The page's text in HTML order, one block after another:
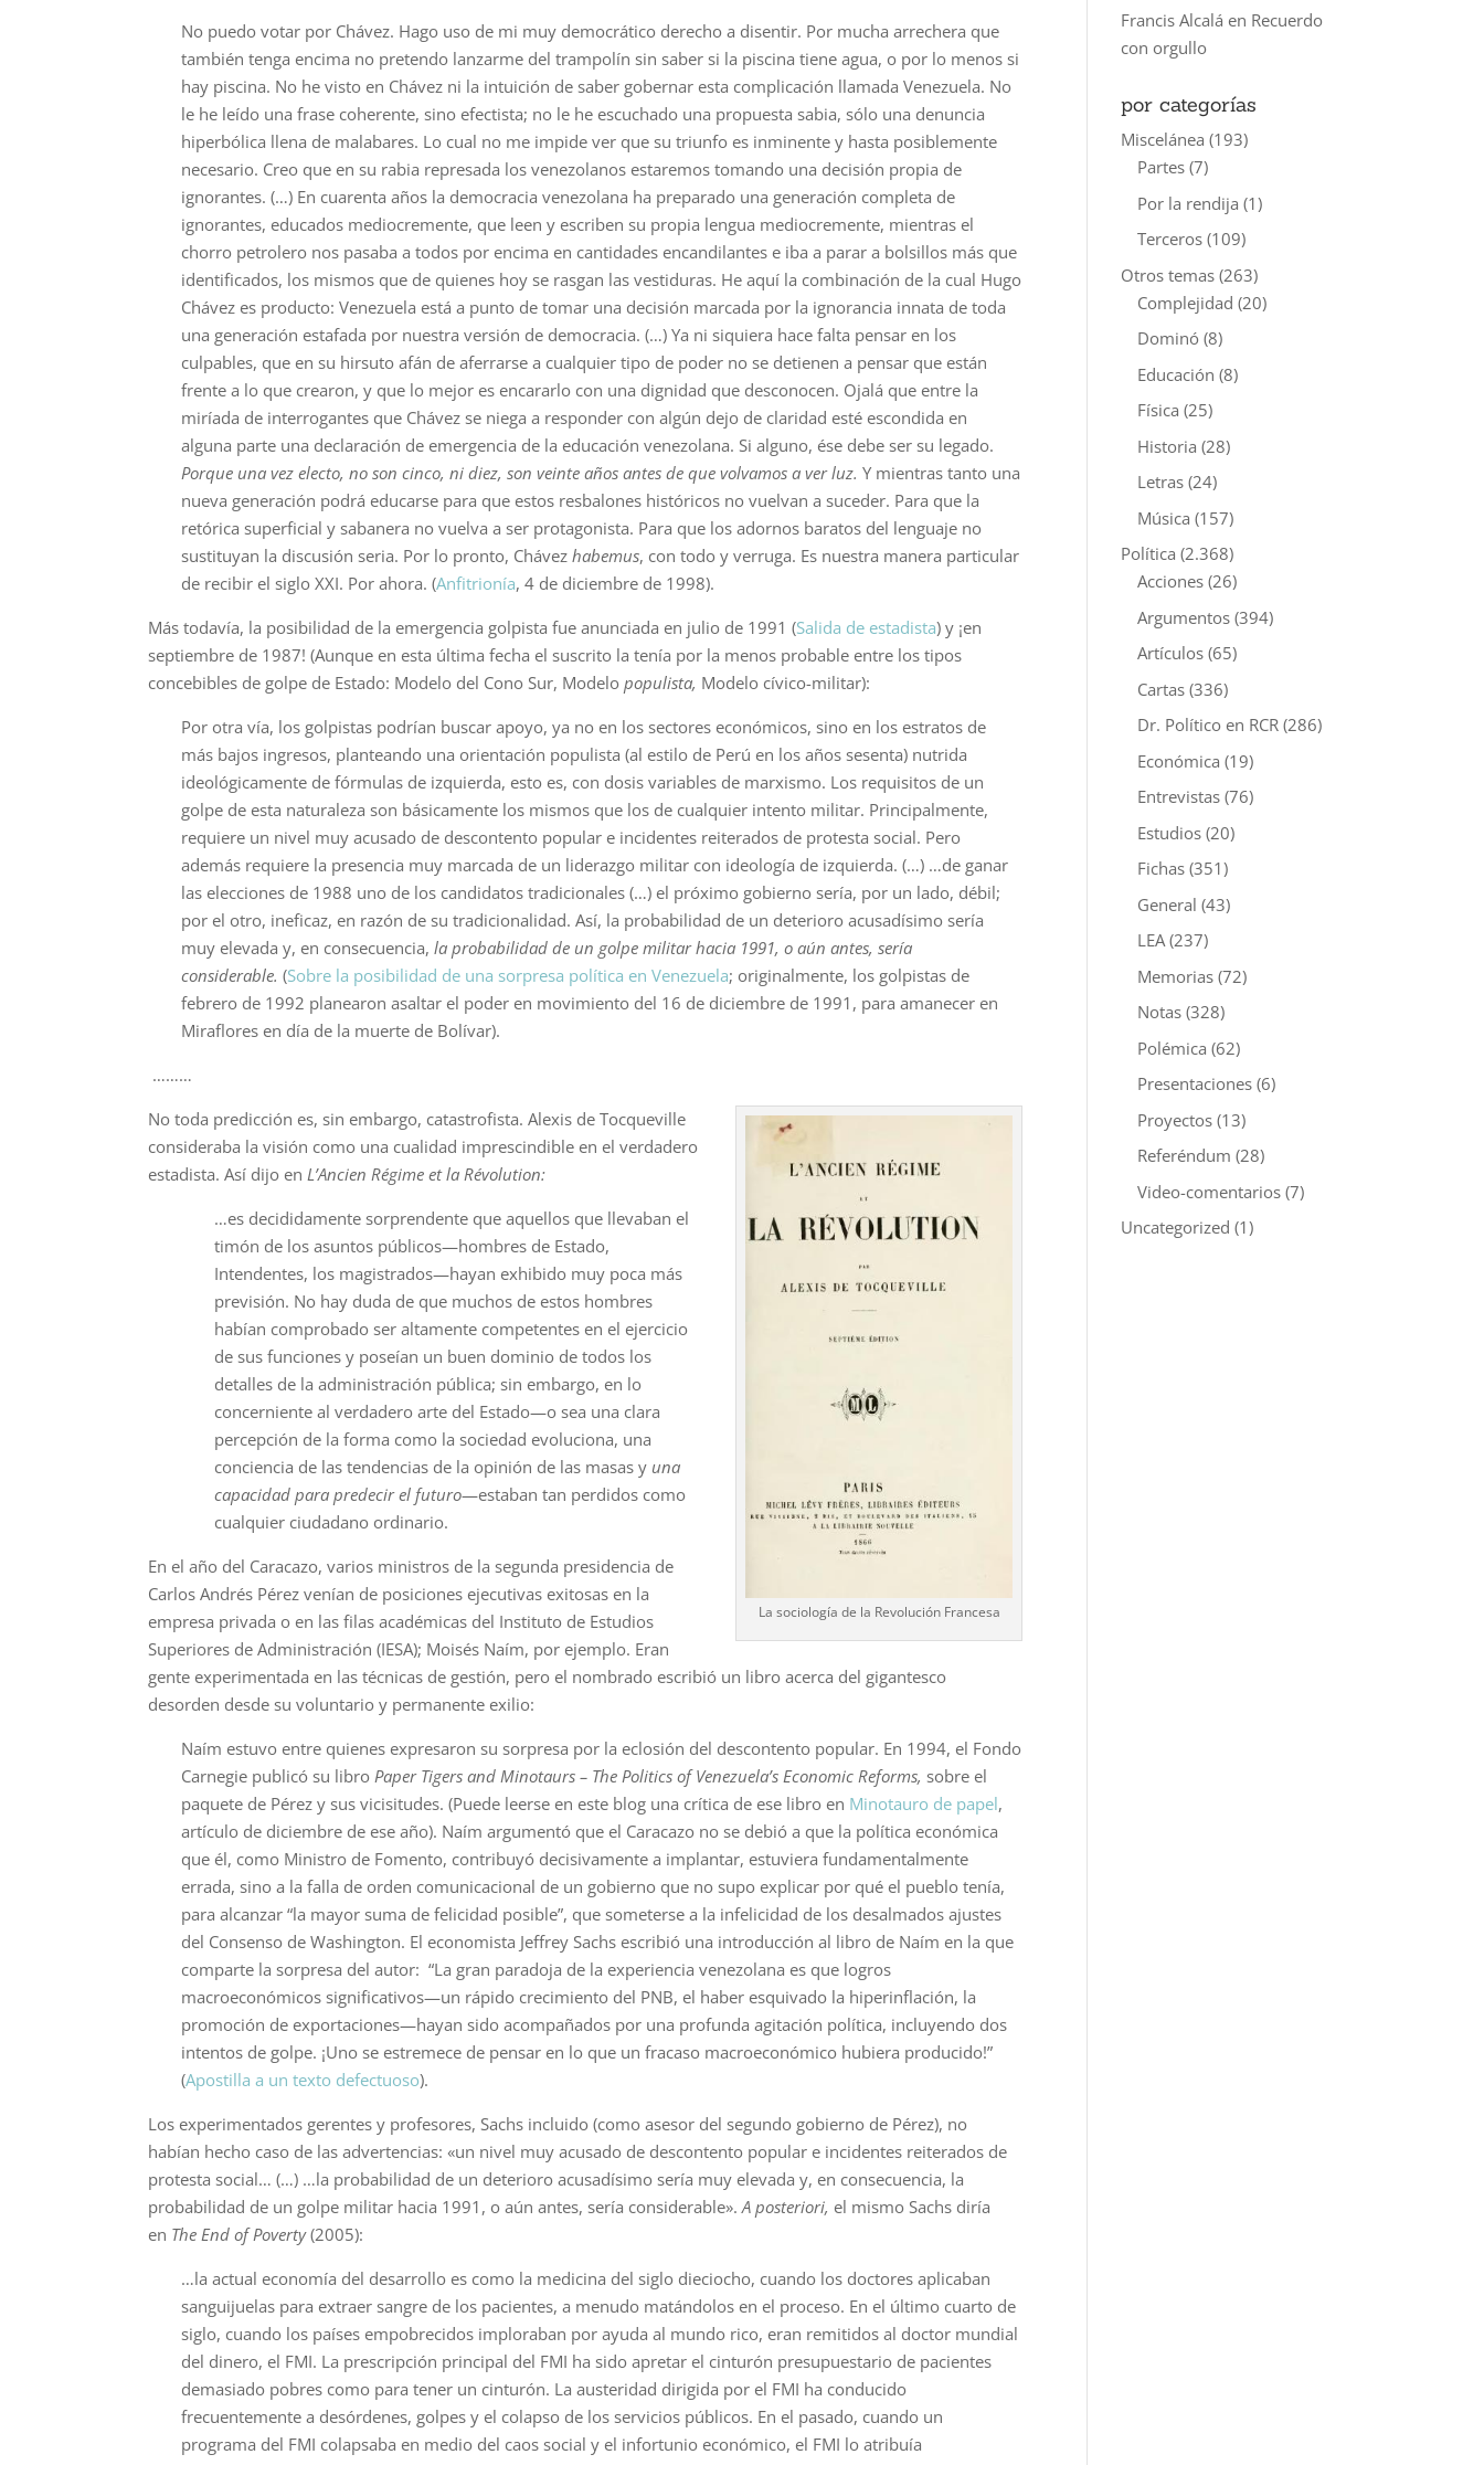
No puedo votar por Chávez. Hago uso de mi muy democrático derecho a disentir. Por mucha arrechera que
también tenga encima no pretendo lanzarme del trampolín sin saber si la piscina tiene agua, o por lo menos si
hay piscina. No he visto en Chávez ni la intuición de saber gobernar esta complicación llamada Venezuela. No
le he leído una frase coherente, sino efectista; no le he escuchado una propuesta sabia, sólo una denuncia
hiperbólica llena de malabares. Lo cual no me impide ver que su triunfo es inminente y hasta posiblemente
necesario. Creo que en su rabia represada los venezolanos estaremos tomando una decisión propia de
ignorantes. (…) En cuarenta años la democracia venezolana ha preparado una generación completa de
ignorantes, educados mediocremente, que leen y escriben su propia lengua mediocremente, mientras el
chorro petrolero nos pasaba a todos por encima en cantidades encandilantes e iba a parar a bolsillos más que
identificados, los mismos que de quienes hoy se rasgan las vestiduras. He aquí la combinación de la cual Hugo
Chávez es producto: Venezuela está a punto de tomar una decisión marcada por la ignorancia innata de toda
una generación estafada por nuestra versión de democracia. (…) Ya ni siquiera hace falta pensar en los
culpables, que en su hirsuto afán de aferrarse a cualquier tipo de poder no se detienen a pensar que están
frente a lo que crearon, y que lo mejor es encararlo con una dignidad que desconocen. Ojalá que entre la
miríada de interrogantes que Chávez se niega a responder con algún dejo de claridad esté escondida en
alguna parte una declaración de emergencia de la educación venezolana. Si alguno, ése debe ser su legado.
Porque una vez electo, no son cinco, ni diez, son veinte años antes de que volvamos a ver luz. Y mientras tanto una
nueva generación podrá educarse para que estos resbalones históricos no vuelvan a suceder. Para que la
retórica superficial y sabanera no vuelva a ser protagonista. Para que los adornos baratos del lenguaje no
sustituyan la discusión seria. Por lo pronto, Chávezhabemus, con todo y verruga. Es nuestra manera particular
de recibir el siglo XXI. Por ahora. (Anfitrionía, 4 de diciembre de 1998).
Más todavía, la posibilidad de la emergencia golpista fue anunciada en julio de 1991 (Salida de estadista) y ¡en
septiembre de 1987! (Aunque en esta última fecha el suscrito la tenía por la menos probable entre los tipos
concebibles de golpe de Estado: Modelo del Cono Sur, Modelopopulista, Modelo cívico-militar):
Por otra vía, los golpistas podrían buscar apoyo, ya no en los sectores económicos, sino en los estratos de
más bajos ingresos, planteando una orientación populista (al estilo de Perú en los años sesenta) nutrida
ideoló­gicamente de fórmulas de izquierda, esto es, con dosis variables de mar­xismo. Los requisitos de un
golpe de esta naturaleza son básicamente los mismos que los de cualquier intento militar. Principalmente,
requiere un ni­vel muy acusado de descontento popular e incidentes reiterados de protesta social. Pero
además requiere la presencia muy marcada de un liderazgo militar con ideología de izquierda. (…) …de ganar
las elecciones de 1988 uno de los candidatos tradicionales (…) el próximo gobierno sería, por un lado, débil;
por el otro, ineficaz, en razón de su tradicionalidad. Así, la probabilidad de un deterioro acusadísimo sería
muy elevada y, en consecuencia,la probabi­lidad de un golpe militar hacia 1991, o aún antes, sería
considerable. (Sobre la posibilidad de una sorpresa política en Venezuela; originalmente, los golpistas de
febrero de 1992 planearon asaltar el poder en movimiento del 16 de diciembre de 1991, para amanecer en
Miraflores en día de la muerte de Bolívar).
………
La sociología de la Revolución Francesa
No toda predicción es, sin embargo, catastrofista. Alexis de Tocqueville
consideraba la visión como una cualidad imprescindible en el verdadero
estadista. Así dijo enL’Ancien Régime et la Révolution:
…es decididamente sorprendente que aquellos que llevaban el
timón de los asuntos públicos—hombres de Estado,
Intendentes, los magistrados—hayan exhibido muy poca más
previsión. No hay duda de que muchos de estos hom­bres
habían comprobado ser altamente competentes en el ejercicio
de sus funciones y poseían un buen dominio de todos los
detalles de la adminis­tración pública; sin embargo, en lo
concerniente al verdadero arte del Estado—o sea una clara
percepción de la forma como la sociedad evolu­ciona, una
conciencia de las tendencias de la opinión de las masas y una
capacidad para predecir el futuro—estaban tan perdidos como
cualquier ciudadano ordinario.
En el año del Caracazo, varios ministros de la segunda presidencia de
Carlos Andrés Pérez venían de posiciones ejecutivas exitosas en la
empresa privada o en las filas académicas del Instituto de Estudios
Superiores de Administración (IESA); Moisés Naím, por ejemplo. Eran
gente experimentada en las técnicas de gestión, pero el nombrado escribió un libro acerca del gigantesco
desorden desde su voluntario y permanente exilio:
Naím estuvo entre quienes expresaron su sorpresa por la eclosión del descontento popular. En 1994, el Fondo
Carnegie publicó su libroPaper Tigers and Minotaurs – The Politics of Venezuela’s Economic Reforms, sobre el
paquete de Pérez y sus vicisitudes. (Puede leerse en este blog una crítica de ese libro en Minotauro de papel,
artículo de diciembre de ese año). Naím argumentó que el Caracazo no se debió a que la política económica
que él, como Ministro de Fomento, contribuyó decisivamente a implantar, estuviera fundamentalmente
errada, sino a la falla de orden comunicacional de un gobierno que no supo explicar por qué el pueblo tenía,
para alcanzar “la mayor suma de felicidad posible”, que someterse a la infelicidad de los desalmados ajustes
del Consenso de Washington. El economista Jeffrey Sachs escribió una introducción al libro de Naím en la que
comparte la sorpresa del autor: “La gran paradoja de la experiencia venezolana es que logros
macroeconómicos significativos—un rápido crecimiento del PNB, el haber esquivado la hiperinflación, la
promoción de exportaciones—hayan sido acompañados por una profunda agitación política, incluyendo dos
intentos de golpe. ¡Uno se estremece de pensar en lo que un fracaso macroeconómico hubiera producido!”
(Apostilla a un texto defectuoso).
Los experimentados gerentes y profesores, Sachs incluido (como asesor del segundo gobierno de Pérez), no
habían hecho caso de las advertencias: «un ni­vel muy acusado de descontento popular e incidentes reiterados de
protesta social… (…) …la probabilidad de un deterioro acusadísimo sería muy elevada y, en consecuencia, la
probabi­lidad de un golpe militar hacia 1991, o aún antes, sería considerable». A posteriori, el mismo Sachs diría
en The End of Poverty(2005):
…la actual economía del desarrollo es como la medicina del siglo dieciocho, cuando los doctores aplicaban
sanguijuelas para extraer sangre de los pacientes, a menudo matándolos en el proceso. En el último cuarto de
siglo, cuando los países empobrecidos imploraban por ayuda al mundo rico, eran remitidos al doctor mundial
del dinero, el FMI. La prescripción principal del FMI ha sido apretar el cinturón presupuestario de pacientes
demasiado pobres como para tener un cinturón. La austeridad dirigida por el FMI ha conducido
frecuentemente a desórdenes, golpes y el colapso de los servicios públicos. En el pasado, cuando un
programa del FMI colapsaba en medio del caos social y el infortunio económico, el FMI lo atribuía
Francis Alcalá en Recuerdo
con orgullo
por categorías
Miscelánea (193)
Partes (7)
Por la rendija (1)
Terceros (109)
Otros temas (263)
Complejidad (20)
Dominó (8)
Educación (8)
Física (25)
Historia (28)
Letras (24)
Música (157)
Política (2.368)
Acciones (26)
Argumentos (394)
Artículos (65)
Cartas (336)
Dr. Político en RCR (286)
Económica (19)
Entrevistas (76)
Estudios (20)
Fichas (351)
General (43)
LEA(237)
Memorias (72)
Notas (328)
Polémica (62)
Presentaciones (6)
Proyectos (13)
Referéndum (28)
Video-comentarios (7)
Uncategorized (1)